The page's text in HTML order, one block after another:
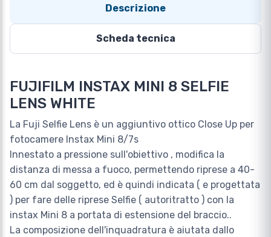
Descrizione
Scheda tecnica
FUJIFILM INSTAX MINI 8 SELFIE
LENS WHITE
La Fuji Selfie Lens è un aggiuntivo ottico Close Up per
fotocamere Instax Mini 8/7s
Innestato a pressione sull'obiettivo , modifica la
distanza di messa a fuoco, permettendo riprese a 40-
60 cm dal soggetto, ed è quindi indicata ( e progettata
) per fare delle riprese Selfie ( autoritratto ) con la
instax Mini 8 a portata di estensione del braccio..
La composizione dell'inquadratura è aiutata dallo